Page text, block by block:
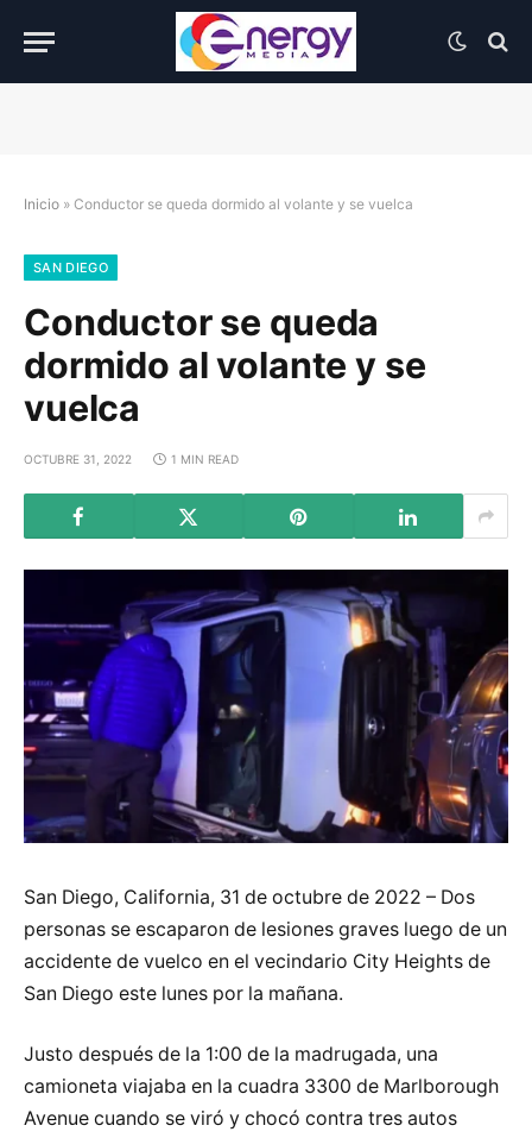
Inicio » Conductor se queda dormido al volante y se vuelca
SAN DIEGO
Conductor se queda
dormido al volante y se
vuelca
OCTUBRE 31, 2022 1 MIN READ
San Diego, California, 31 de octubre de 2022 – Dos
personas se escaparon de lesiones graves luego de un
accidente de vuelco en el vecindario City Heights de
San Diego este lunes por la mañana.
Justo después de la 1:00 de la madrugada, una
camioneta viajaba en la cuadra 3300 de Marlborough
Avenue cuando se viró y chocó contra tres autos